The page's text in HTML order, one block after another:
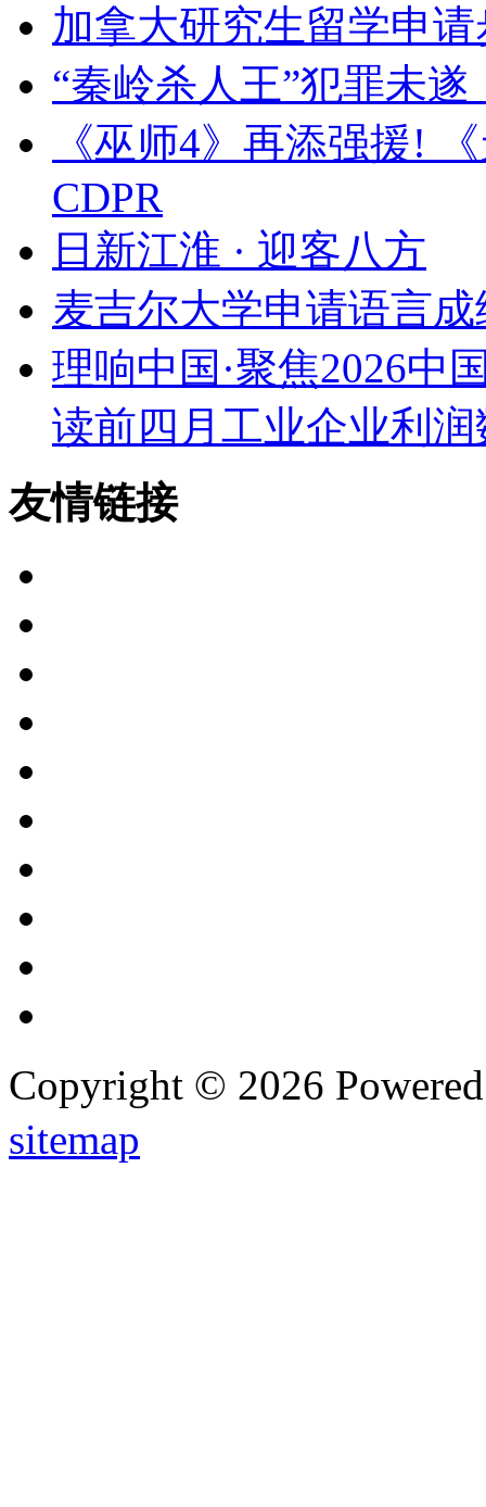
加拿大研究生留学申请
“秦岭杀人王”犯罪未
《巫师4》再添强援!
CDPR
日新江淮 · 迎客八方
麦吉尔大学申请语言
理响中国·聚焦2026中
读前四月工业企业利润
友情链接
Copyright © 2026
sitemap